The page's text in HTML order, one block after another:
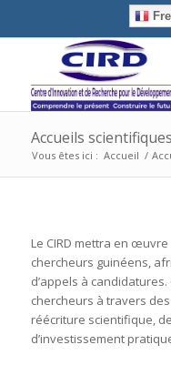
Accueils scientifiques
Vous êtes ici : Accueil /
Le CIRD mettra en
chercheurs guinéens,
d’appels à
chercheurs à travers
réécriture scientifique,
d’investissement